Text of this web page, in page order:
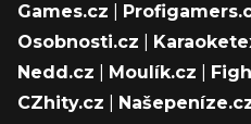
Games.cz
Osobnosti.cz
Nedd.cz
Moulík.cz
CZhity.cz